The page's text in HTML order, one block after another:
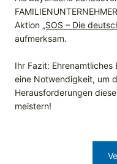
Aktion „SOS – Die
aufmerksam.
Ihr Fazit:
eine Notwendigkeit, um
Herausforderungen
meistern!